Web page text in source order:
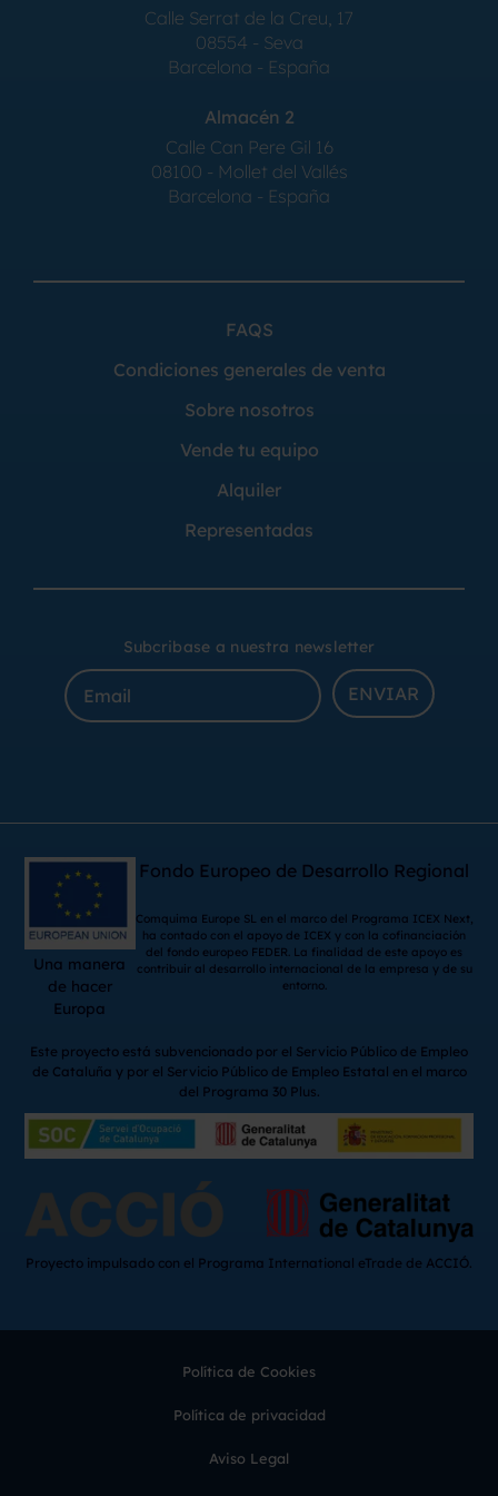
Calle Serrat de la Creu, 17
08554 - Seva
Barcelona - España
Almacén 2
Calle Can Pere Gil 16
08100 - Mollet del Vallés
Barcelona - España
FAQS
Condiciones generales de venta
Sobre nosotros
Vende tu equipo
Alquiler
Representadas
Subcribase a nuestra newsletter
ENVIAR
Una manera
de hacer
Europa
Fondo Europeo de Desarrollo Regional
Comquima Europe SL en el marco del Programa ICEX Next,
ha contado con el apoyo de ICEX y con la cofinanciación
del fondo europeo FEDER. La finalidad de este apoyo es
contribuir al desarrollo internacional de la empresa y de su
entorno.
Este proyecto está subvencionado por el Servicio Público de Empleo
de Cataluña y por el Servicio Público de Empleo Estatal en el marco
del Programa 30 Plus.
Proyecto impulsado con el Programa International eTrade de ACCIÓ.
Política de Cookies
Política de privacidad
Aviso Legal